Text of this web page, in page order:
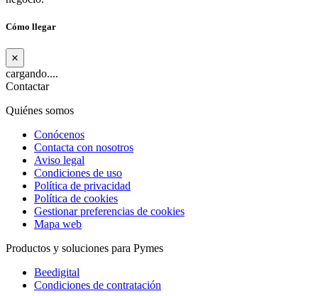
Cómo llegar
×
cargando....
Contactar
Quiénes somos
Conócenos
Contacta con nosotros
Aviso legal
Condiciones de uso
Política de privacidad
Política de cookies
Gestionar preferencias de cookies
Mapa web
Productos y soluciones para Pymes
Beedigital
Condiciones de contratación